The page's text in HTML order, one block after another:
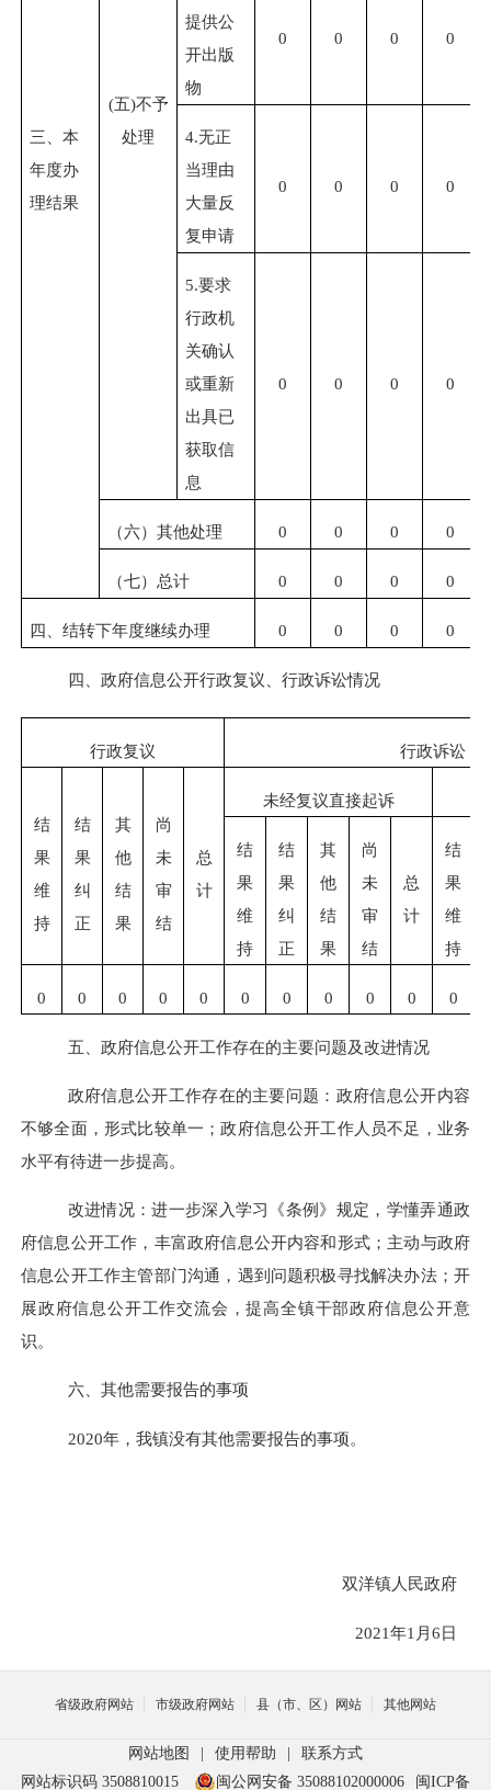
三、本
年度办
理结果
(五)不予
处理
提供公
开出版
物
0 0 0 0
4.无正
当理由
大量反
复申请
0 0 0 0
5.要求
行政机
关确认
或重新
出具已
获取信
息
0 0 0 0
（六）其他处理 0 0 0 0
（七）总计 0 0 0 0
四、结转下年度继续办理 0 0 0 0
四、政府信息公开行政复议、行政诉讼情况
行政复议 行政诉讼
结
果
维
持
结
果
纠
正
其
他
结
果
尚
未
审
结
总
计
未经复议直接起诉
结
果
维
持
结
果
纠
正
其
他
结
果
尚
未
审
结
总
计
结
果
维
持
0 0 0 0 0 0 0 0 0 0 0
五、政府信息公开工作存在的主要问题及改进情况
政府信息公开工作存在的主要问题：政府信息公开内容
不够全面，形式比较单一；政府信息公开工作人员不足，业务
水平有待进一步提高。
改进情况：进一步深入学习《条例》规定，学懂弄通政
府信息公开工作，丰富政府信息公开内容和形式；主动与政府
信息公开工作主管部门沟通，遇到问题积极寻找解决办法；开
展政府信息公开工作交流会，提高全镇干部政府信息公开意
识。
六、其他需要报告的事项
2020年，我镇没有其他需要报告的事项。
双洋镇人民政府
2021年1 月6日
省级政府网站 市级政府网站 县（市、区）网站 其他网站
网站地图 使用帮助
联系方式
网站标识码 3508810015
闽公网安备 35088102000006 闽ICP备